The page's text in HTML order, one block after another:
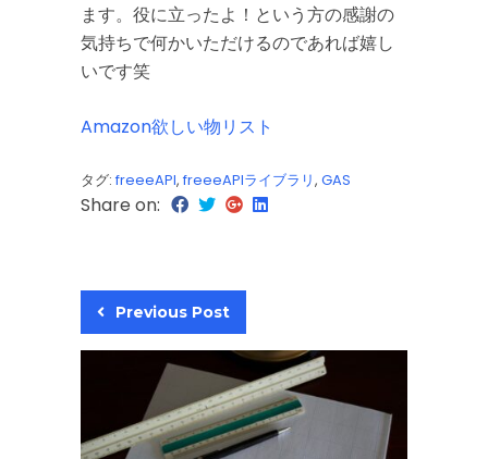
ます。役に立ったよ！という方の感謝の
気持ちで何かいただけるのであれば嬉し
いです笑
Amazon欲しい物リスト
タグ:freeeAPI,freeeAPIライブラリ, GAS
Share on:
Previous Post